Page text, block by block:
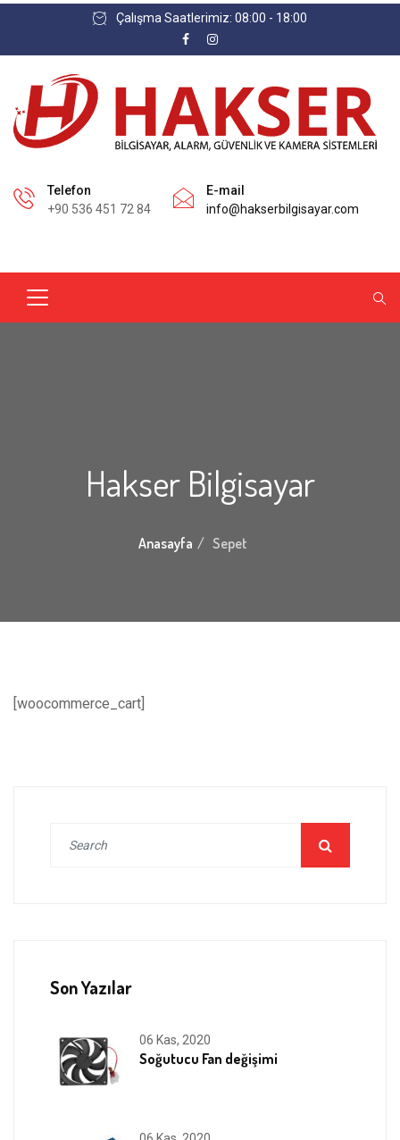
Çalışma Saatlerimiz: 08:00 - 18:00
Telefon
+90 536 451 72 84
E-mail
info@hakserbilgisayar.com
Hakser Bilgisayar
Anasayfa Sepet
[woocommerce_cart]
Son Yazılar
06 Kas, 2020
Soğutucu Fan değişimi